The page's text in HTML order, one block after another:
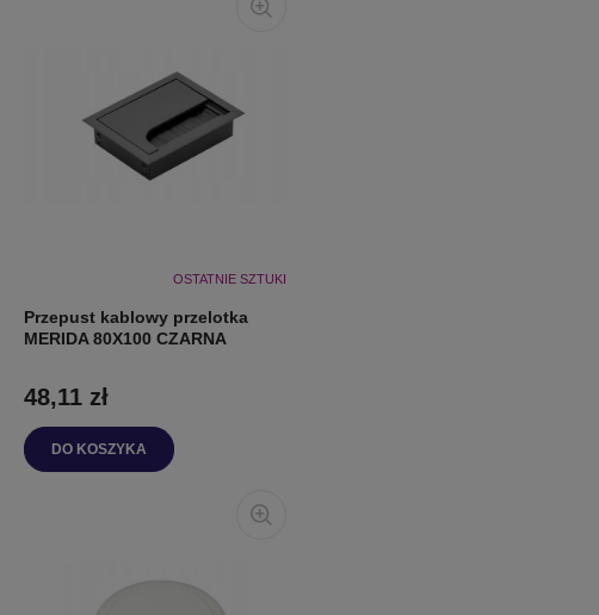
OSTATNIE SZTUKI
Przepust kablowy przelotka
MERIDA 80X100 CZARNA
48,11 zł
DO KOSZYKA